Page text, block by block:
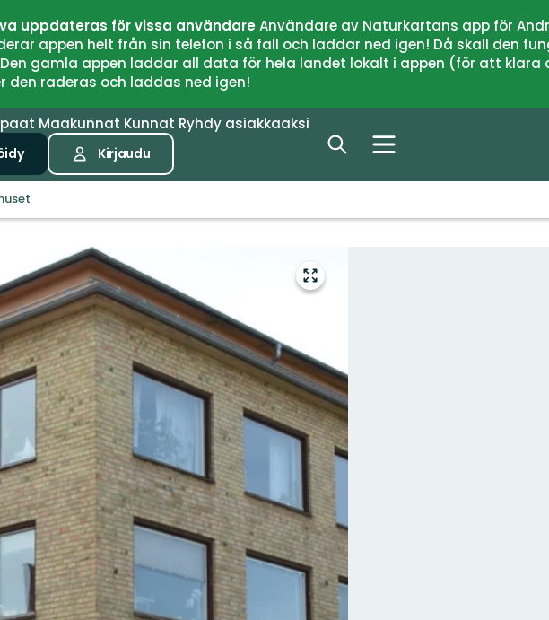
uppdateras för vissa användareAnvändare av Naturkartans app för
appen helt från sin telefon i så fall och laddar ned igen! Då skall den
gamla appen laddar all data för hela landet lokalt i appen (för att
den raderas och laddas ned igen!
Maakunnat Kunnat Ryhdy asiakkaaksi
Kirjaudu
Siirry
koko